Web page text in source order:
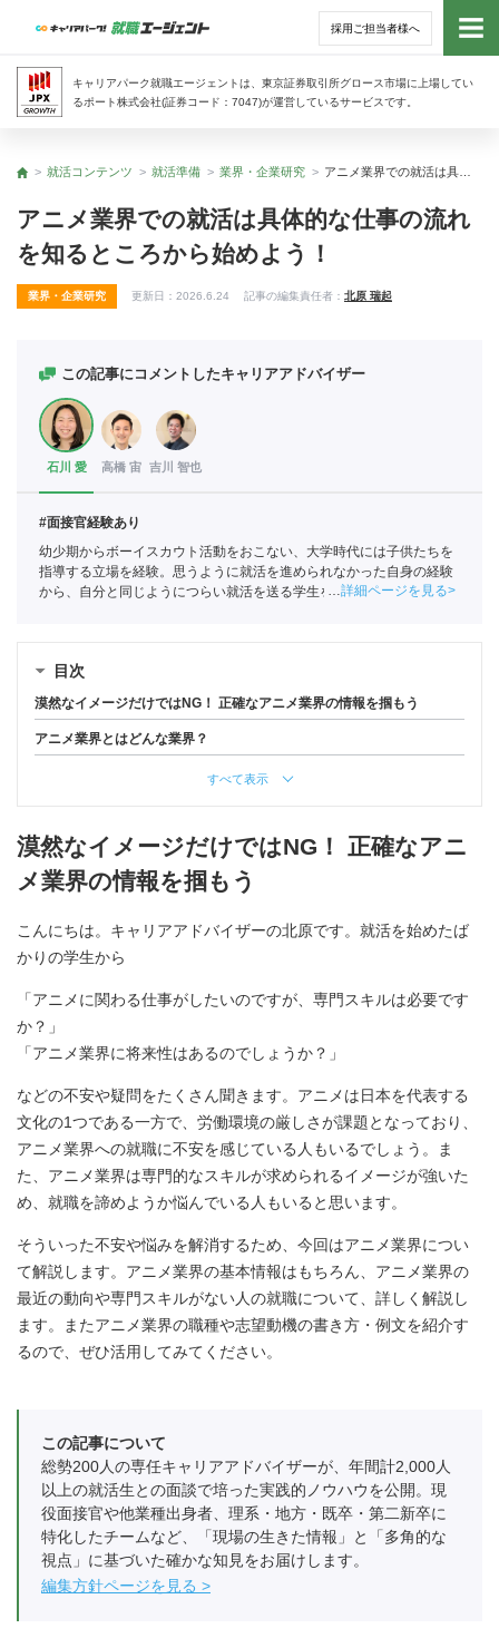
採用ご担当者様へ
キャリアパーク就職エージェントは、東京証券取引所グロース市場に上場してい
るポート株式会社(証券コード：7047)が運営しているサービスです。
トッ
トップ
就活コンテンツ 就活準備 業界・企業研究
アニメ業界での就活は具体的な仕事の流れ
を知るところから始めよう！
業界・企業研究 更新日： 2026.6.24 記事の編集責任者： 北原 瑞起
この記事にコメントしたキャリアアドバイザー
石川 愛 高橋 宙 吉川 智也
#面接官経験あり
幼少期からボーイスカウト活動をおこない、大学時代には子供たちを
指導する立場を経験。思うように就活を進められなかった自身の経験
から、自分と同じようにつらい就活を送る学生を1人でも少なくした
詳細ページを見る
目次
漠然なイメージだけではNG！ 正確なアニメ業界の情報を掴もう
アニメ業界とはどんな業界？
すべて表示
漠然なイメージだけではNG！ 正確なアニ
メ業界の情報を掴もう
こんにちは。キャリアアドバイザーの北原です。就活を始めたば
かりの学生から
「アニメに関わる仕事がしたいのですが、専門スキルは必要です
か？」
「アニメ業界に将来性はあるのでしょうか？」
などの不安や疑問をたくさん聞きます。アニメは日本を代表する
文化の1つである一方で、労働環境の厳しさが課題となっており、
アニメ業界への就職に不安を感じている人もいるでしょう。ま
た、アニメ業界は専門的なスキルが求められるイメージが強いた
め、就職を諦めようか悩んでいる人もいると思います。
そういった不安や悩みを解消するため、今回はアニメ業界につい
て解説します。アニメ業界の基本情報はもちろん、アニメ業界の
最近の動向や専門スキルがない人の就職について、詳しく解説し
ます。またアニメ業界の職種や志望動機の書き方・例文を紹介す
るので、ぜひ活用してみてください。
この記事について
総勢200人の専任キャリアアドバイザーが、年間計2,000人
以上の就活生との面談で培った実践的ノウハウを公開。現
役面接官や他業種出身者、理系・地方・既卒・第二新卒に
特化したチームなど、「現場の生きた情報」と「多角的な
視点」に基づいた確かな知見をお届けします。
編集方針ページを見る